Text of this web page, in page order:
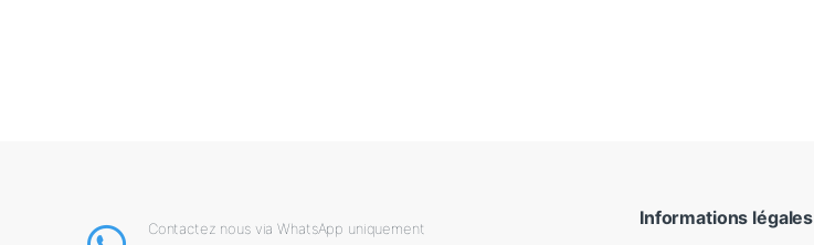
Contactez nous via WhatsApp uniquement Informations légales